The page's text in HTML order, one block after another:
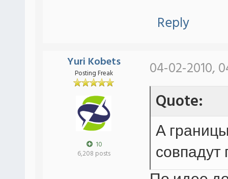
Reply
Yuri Kobets
Posting Freak
10
6,208 posts
04-02-2010,
Quote:
А
совпадут